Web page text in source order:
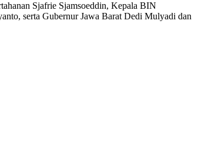
Sjafrie Sjamsoeddin, Kepala BIN
serta Gubernur Jawa Barat Dedi Mulyadi dan